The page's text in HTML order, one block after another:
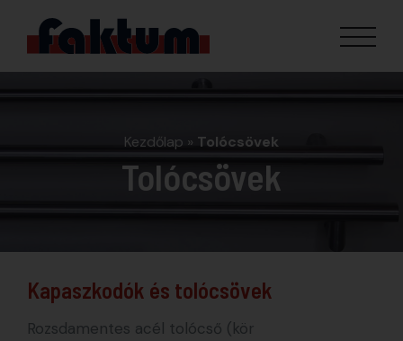
Kezdőlap » Tolócsövek
Tolócsövek
Kapaszkodók és tolócsövek
Rozsdamentes acél tolócső (kör